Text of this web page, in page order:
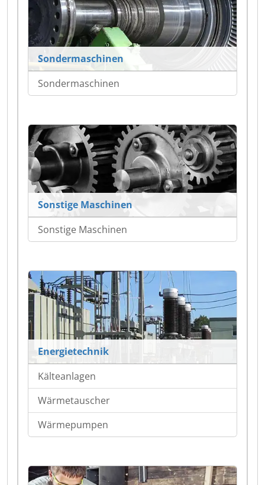
Sondermaschinen
Sondermaschinen
Sonstige Maschinen
Sonstige Maschinen
Energietechnik
Kälteanlagen
Wärmetauscher
Wärmepumpen